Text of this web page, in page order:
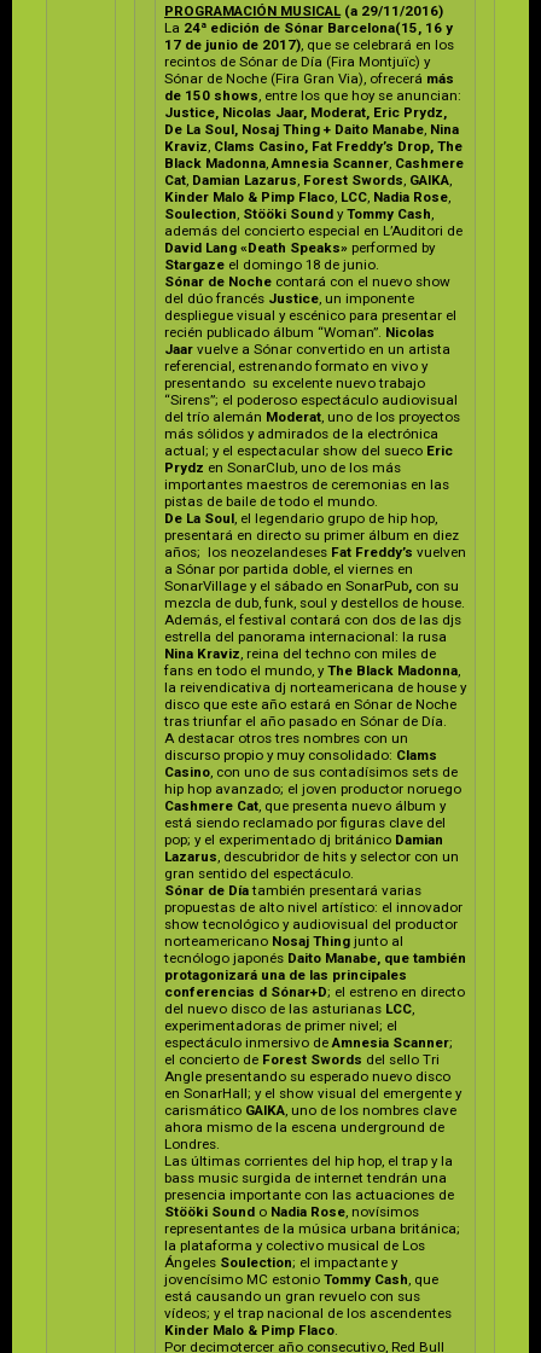
PROGRAMACIÓN MUSICAL(a 29/11/2016)
La 24ª edición de Sónar Barcelona(15, 16 y
17 de junio de 2017), que se celebrará en los
recintos de Sónar de Día (Fira Montjuïc) y
Sónar de Noche (Fira Gran Via), ofrecerá más
de 150 shows, entre los que hoy se anuncian:
Justice, Nicolas Jaar, Moderat, Eric Prydz,
De La Soul, Nosaj Thing + Daito Manabe, Nina
Kraviz, Clams Casino, Fat Freddy’s Drop, The
Black Madonna,Amnesia Scanner, Cashmere
Cat, Damian Lazarus, Forest Swords, GAIKA,
Kinder Malo & Pimp Flaco, LCC, Nadia Rose,
Soulection, Stööki Sound yTommy Cash,
además del concierto especial en L’Auditori de
David Lang «Death Speaks» performed by
Stargaze el domingo 18 de junio.
Sónar de Noche contará con el nuevo show
del dúo francés Justice, un imponente
despliegue visual y escénico para presentar el
recién publicado álbum “Woman”. Nicolas
Jaar vuelve a Sónar convertido en un artista
referencial, estrenando formato en vivo y
presentando su excelente nuevo trabajo
“Sirens”; el poderoso espectáculo audiovisual
del trío alemán Moderat, uno de los proyectos
más sólidos y admirados de la electrónica
actual; y el espectacular show del sueco Eric
Prydz en SonarClub, uno de los más
importantes maestros de ceremonias en las
pistas de baile de todo el mundo.
De La Soul, el legendario grupo de hip hop,
presentará en directo su primer álbum en diez
años; los neozelandeses Fat Freddy’s vuelven
a Sónar por partida doble, el viernes en
SonarVillage y el sábado en SonarPub, con su
mezcla de dub, funk, soul y destellos de house.
Además, el festival contará con dos de las djs
estrella del panorama internacional: la rusa
Nina Kraviz, reina del techno con miles de
fans en todo el mundo, yThe Black Madonna,
la reivendicativa dj norteamericana de house y
disco que este año estará en Sónar de Noche
tras triunfar el año pasado en Sónar de Día.
A destacar otros tres nombres con un
discurso propio y muy consolidado: Clams
Casino, con uno de sus contadísimos sets de
hip hop avanzado; el joven productor noruego
Cashmere Cat, que presenta nuevo álbum y
está siendo reclamado por figuras clave del
pop; y el experimentado dj británico Damian
Lazarus, descubridor de hits y selector con un
gran sentido del espectáculo.
Sónar de Díatambién presentará varias
propuestas de alto nivel artístico: el innovador
show tecnológico y audiovisual del productor
norteamericano Nosaj Thing junto al
tecnólogo japonés Daito Manabe, que también
protagonizará una de las principales
conferencias d Sónar+D; el estreno en directo
del nuevo disco de las asturianas LCC,
experimentadoras de primer nivel; el
espectáculo inmersivo deAmnesia Scanner;
el concierto de Forest Swords del sello Tri
Angle presentando su esperado nuevo disco
en SonarHall; y el show visual del emergente y
carismático GAIKA, uno de los nombres clave
ahora mismo de la escena underground de
Londres.
Las últimas corrientes del hip hop, el trap y la
bass music surgida de internet tendrán una
presencia importante con las actuaciones de
Stööki Sound o Nadia Rose, novísimos
representantes de la música urbana británica;
la plataforma y colectivo musical de Los
Ángeles Soulection; el impactante y
jovencísimo MC estonio Tommy Cash, que
está causando un gran revuelo con sus
vídeos; y el trap nacional de los ascendentes
Kinder Malo & Pimp Flaco.
Por decimotercer año consecutivo, Red Bull